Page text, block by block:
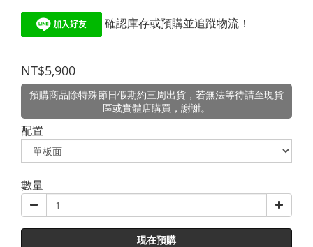
確認庫存或預購並追蹤物流！
NT$5,900
預購商品除特殊節日假期約三周出貨，若無法等待請至現貨
區或實體店購買，謝謝。
配置
數量
現在預購